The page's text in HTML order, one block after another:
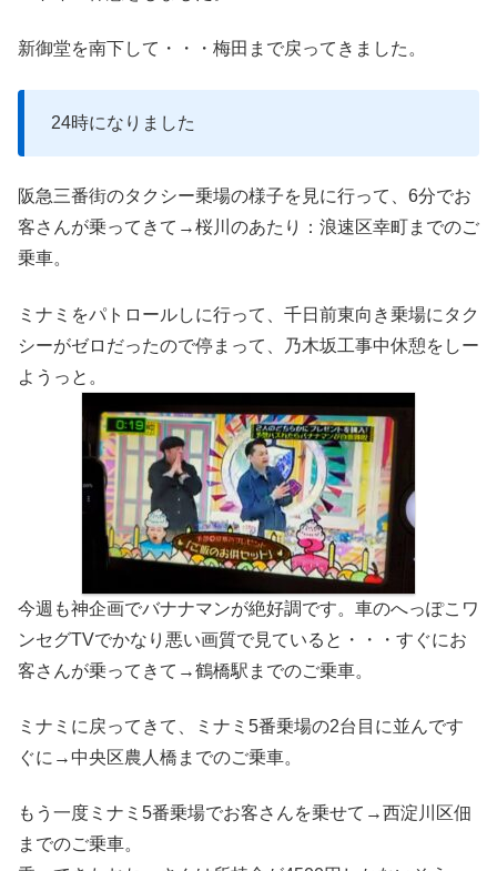
新御堂を南下して・・・梅田まで戻ってきました。
24時になりました
阪急三番街のタクシー乗場の様子を見に行って、6分でお
客さんが乗ってきて→桜川のあたり：浪速区幸町までのご
乗車。
ミナミをパトロールしに行って、千日前東向き乗場にタク
シーがゼロだったので停まって、乃木坂工事中休憩をしー
ようっと。
今週も神企画でバナナマンが絶好調です。車のへっぽこワ
ンセグTVでかなり悪い画質で見ていると・・・すぐにお
客さんが乗ってきて→鶴橋駅までのご乗車。
ミナミに戻ってきて、ミナミ5番乗場の2台目に並んです
ぐに→中央区農人橋までのご乗車。
もう一度ミナミ5番乗場でお客さんを乗せて→西淀川区佃
までのご乗車。